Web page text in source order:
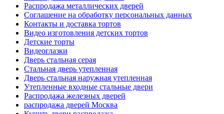
Распродажа металлических дверей
Соглашение на обработку персональных данных
Контакты и доставка тортов
Видео изготовления детских тортов
Детские торты
Видеоглазки
Дверь стальная серая
Стальная дверь утепленная
Дверь стальная наружная утепленная
Утепленные входные стальные двери
Распродажа железных дверей
распродажа дверей Москва